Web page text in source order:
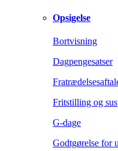
Opsigelse
Bortvisning
Dagpengesatser
Fritstilling og
G-dage
Godtgørelse for